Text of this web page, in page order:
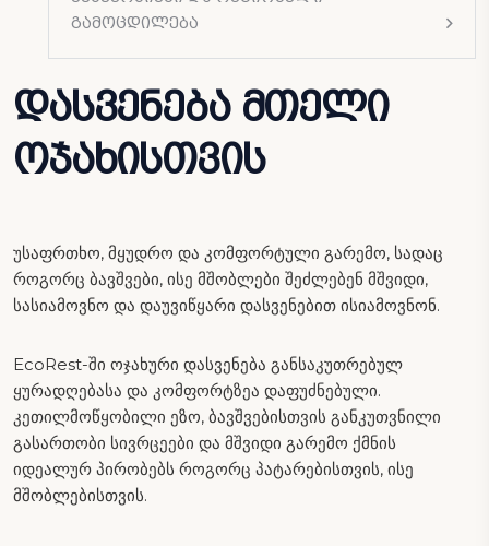
გამოცდილება
დასვენება მთელი
ოჯახისთვის
უსაფრთხო, მყუდრო და კომფორტული გარემო, სადაც
როგორც ბავშვები, ისე მშობლები შეძლებენ მშვიდი,
სასიამოვნო და დაუვიწყარი დასვენებით ისიამოვნონ.
EcoRest-ში ოჯახური დასვენება განსაკუთრებულ
ყურადღებასა და კომფორტზეა დაფუძნებული.
კეთილმოწყობილი ეზო, ბავშვებისთვის განკუთვნილი
გასართობი სივრცეები და მშვიდი გარემო ქმნის
იდეალურ პირობებს როგორც პატარებისთვის, ისე
მშობლებისთვის.